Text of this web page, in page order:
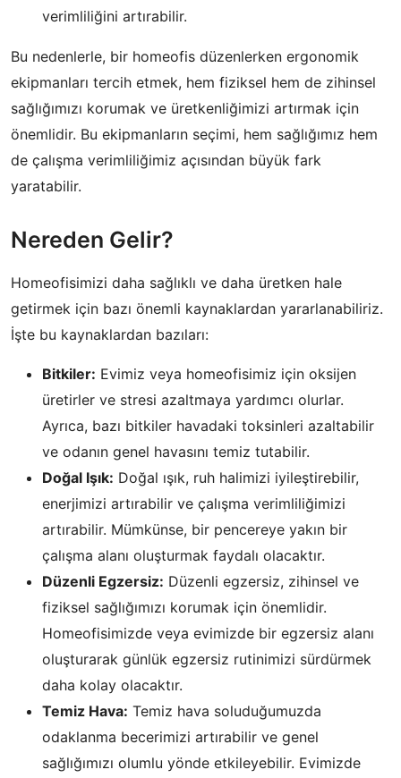
verimliliğini artırabilir.
Bu nedenlerle, bir homeofis düzenlerken ergonomik
ekipmanları tercih etmek, hem fiziksel hem de zihinsel
sağlığımızı korumak ve üretkenliğimizi artırmak için
önemlidir. Bu ekipmanların seçimi, hem sağlığımız hem
de çalışma verimliliğimiz açısından büyük fark
yaratabilir.
Nereden Gelir?
Homeofisimizi daha sağlıklı ve daha üretken hale
getirmek için bazı önemli kaynaklardan yararlanabiliriz.
İşte bu kaynaklardan bazıları:
Bitkiler: Evimiz veya homeofisimiz için oksijen
üretirler ve stresi azaltmaya yardımcı olurlar.
Ayrıca, bazı bitkiler havadaki toksinleri azaltabilir
ve odanın genel havasını temiz tutabilir.
Doğal Işık: Doğal ışık, ruh halimizi iyileştirebilir,
enerjimizi artırabilir ve çalışma verimliliğimizi
artırabilir. Mümkünse, bir pencereye yakın bir
çalışma alanı oluşturmak faydalı olacaktır.
Düzenli Egzersiz: Düzenli egzersiz, zihinsel ve
fiziksel sağlığımızı korumak için önemlidir.
Homeofisimizde veya evimizde bir egzersiz alanı
oluşturarak günlük egzersiz rutinimizi sürdürmek
daha kolay olacaktır.
Temiz Hava: Temiz hava soluduğumuzda
odaklanma becerimizi artırabilir ve genel
sağlığımızı olumlu yönde etkileyebilir. Evimizde